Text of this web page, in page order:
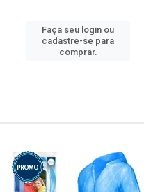
Faça seu login ou
cadastre-se para
comprar.